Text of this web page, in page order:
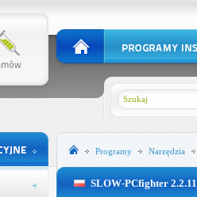
Programy Narzędzia
SLOW-PCfighter 2.2.11